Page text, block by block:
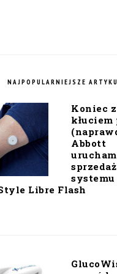
NAJPOPULARNIEJSZE
Koniec z
kłuciem
Abbott
sprzedaż
systemu
Libre Flash